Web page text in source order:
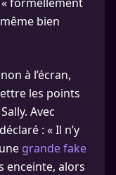
bien
à l’écran,
les points
Avec
: « Il n’y
grande fake
enceinte, alors